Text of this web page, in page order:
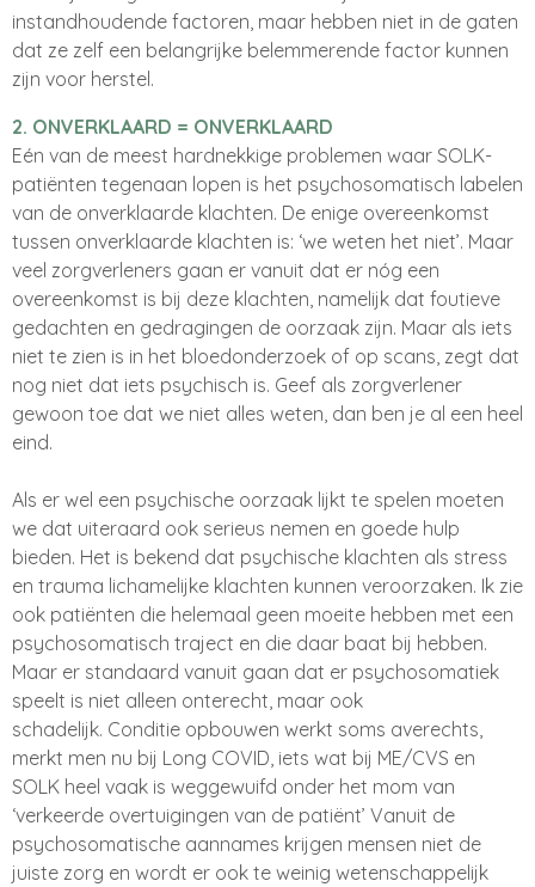
instandhoudende factoren, maar hebben niet in de gaten
dat ze zelf een belangrijke belemmerende factor kunnen
zijn voor herstel.
2. ONVERKLAARD = ONVERKLAARD
Eén van de meest hardnekkige problemen waar SOLK-
patiënten tegenaan lopen is het psychosomatisch labelen
van de onverklaarde klachten. De enige overeenkomst
tussen onverklaarde klachten is: ‘we weten het niet’. Maar
veel zorgverleners gaan er vanuit dat er nóg een
overeenkomst is bij deze klachten, namelijk dat foutieve
gedachten en gedragingen de oorzaak zijn. Maar als iets
niet te zien is in het bloedonderzoek of op scans, zegt dat
nog niet dat iets psychisch is. Geef als zorgverlener
gewoon toe dat we niet alles weten, dan ben je al een heel
eind.
Als er wel een psychische oorzaak lijkt te spelen moeten
we dat uiteraard ook serieus nemen en goede hulp
bieden. Het is bekend dat psychische klachten als stress
en trauma lichamelijke klachten kunnen veroorzaken. Ik zie
ook patiënten die helemaal geen moeite hebben met een
psychosomatisch traject en die daar baat bij hebben.
Maar er standaard vanuit gaan dat er psychosomatiek
speelt is niet alleen onterecht, maar ook
schadelijk. Conditie opbouwen werkt soms averechts,
merkt men nu bij Long COVID, iets wat bij ME/CVS en
SOLK heel vaak is weggewuifd onder het mom van
‘verkeerde overtuigingen van de patiënt’ Vanuit de
psychosomatische aannames krijgen mensen niet de
juiste zorg en wordt er ook te weinig wetenschappelijk